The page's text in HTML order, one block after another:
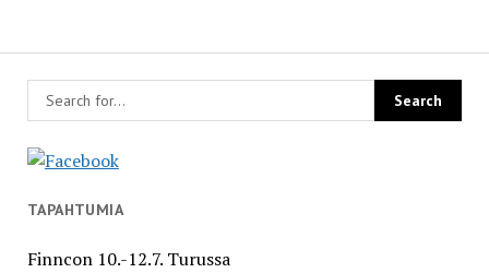
TAPAHTUMIA
Finncon 10.-12.7. Turussa